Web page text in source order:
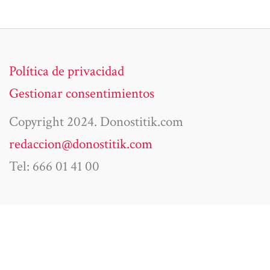
Política de privacidad
Gestionar consentimientos
Copyright 2024. Donostitik.com
redaccion@donostitik.com
Tel: 666 01 41 00